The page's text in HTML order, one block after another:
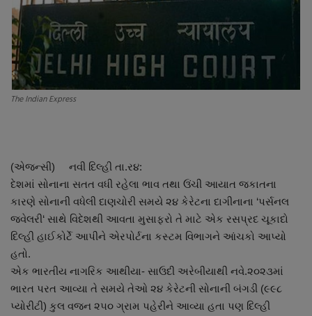
About Author
Contact
Dipotsav Special
ગુજરાત
જુનાગઢ
Support US
બજારના સમાચાર
The Indian Express
(એજન્સી) નવી દિલ્હી તા.ર૪:
દેશમાં સોનાના સતત વધી રહેલા ભાવ તથા ઉંચી આયાત જકાતના
કારણે સોનાની વધેલી દાણચોરી સમયે ૨૪ કેરેટના દાગીનાના ‘પર્સનલ
જવેલરી‘ સાથે વિદેશથી આવતા મુસાફરો તે માટે એક રસપ્રદ ચૂકાદો
દિલ્હી હાઈકોર્ટે આપીને એરપોર્ટના કસ્ટમ વિભાગને આંચકો આપ્યો
હતો.
એક ભારતીય નાગરિક આથીયા- સાઉદી અરેબીયાથી નવે.૨૦૨૩માં
ભારત પરત આવ્યા તે સમયે તેઓ ૨૪ કેરેટની સોનાની બંગડી (૯૯૮
પ્યોરીટી) કુલ વજન ૨૫૦ ગ્રામ પહેરીને આવ્યા હતા પણ દિલ્હી